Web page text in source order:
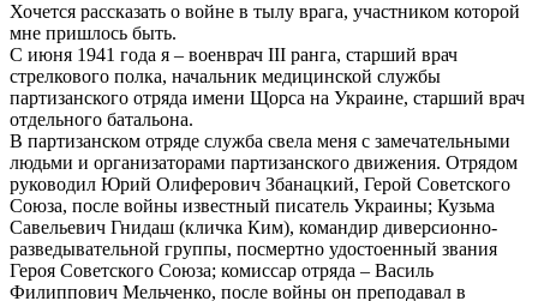
Хочется рассказать о войне в тылу врага, участником которой
мне пришлось быть.
С июня 1941 года я – военврач III ранга, старший врач
стрелкового полка, начальник медицинской службы
партизанского отряда имени Щорса на Украине, старший врач
отдельного батальона.
В партизанском отряде служба свела меня с замечательными
людьми и организаторами партизанского движения. Отрядом
руководил Юрий Олиферович Збанацкий, Герой Советского
Союза, после войны известный писатель Украины; Кузьма
Савельевич Гнидаш (кличка Ким), командир диверсионно-
разведывательной группы, посмертно удостоенный звания
Героя Советского Союза; комиссар отряда – Василь
Филиппович Мельченко, после войны он преподавал в